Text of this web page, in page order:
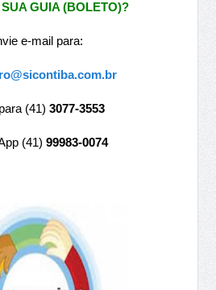
GUIA (BOLETO)?
e-mail para:
(41) 3077-3553
(41) 99983-0074